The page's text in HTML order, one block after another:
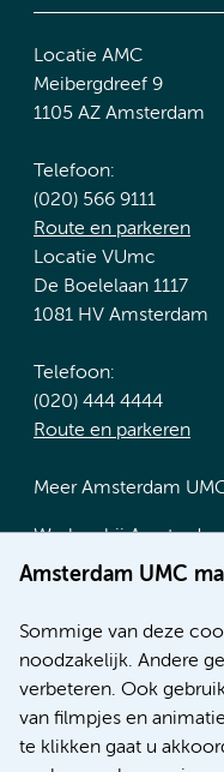
Amsterdam UMC
Sommige van deze
noodzakelijk. Andere
verbeteren. Ook
van filmpjes en
te klikken gaat u
Locatie AMC
Meibergdreef 9
1105 AZ Amsterdam
Telefoon:
(020) 566 9111
Route en parkeren
Locatie VUmc
De Boelelaan 1117
1081 HV Amsterdam
Telefoon:
(020) 444 4444
Route en parkeren
Meer Amsterdam
Werken bij
Over Amsterdam
Research
Educatie locatie AMC
Educatie locatie